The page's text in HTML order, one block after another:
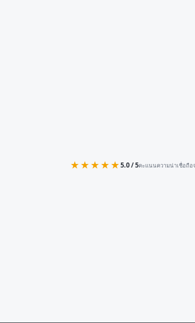
★★★★★5.0 / 5คะแนนความน่าเชื่อถือ